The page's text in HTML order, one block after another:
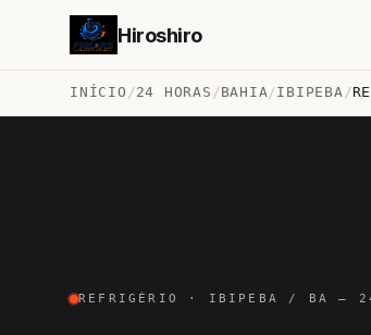
Hiroshiro
INÍCIO /24 HORAS /BAHIA/IBIPEBA /
REFRIGÉRIO · IBIPEBA / BA —